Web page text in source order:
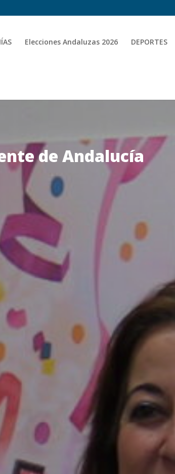
Elecciones Andaluzas 2026 DEPORTES
de Andalucía